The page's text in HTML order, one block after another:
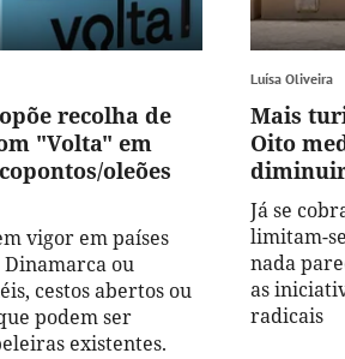
recolha de
"Volta" em
oleões
vigor em países
Dinamarca ou
cestos abertos ou
podem ser
existentes.
Luísa Oliveira
Mais
Oito
Já se
limitam-
nada
as
radicais